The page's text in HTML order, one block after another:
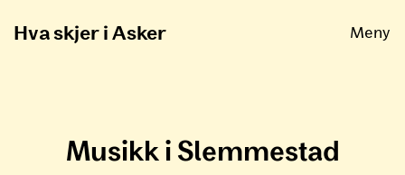
Hva skjer i Asker Meny
Musikk i Slemmestad